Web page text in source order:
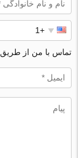
تماس با من از طریق